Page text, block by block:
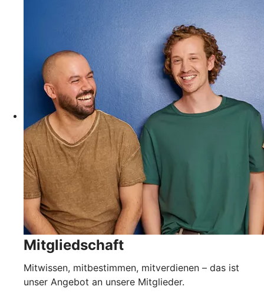
Mitgliedschaft
Mitwissen, mitbestimmen, mitverdienen – das ist
unser Angebot an unsere Mitglieder.